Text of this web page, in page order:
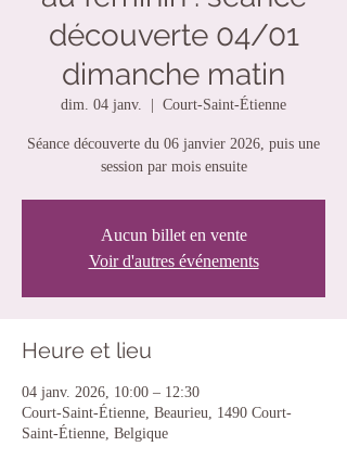
découverte 04/01
dimanche matin
dim. 04 janv. Court-Saint-Étienne
Séance découverte du 06 janvier 2026, puis une
session par mois ensuite
Aucun billet en vente
Voir d'autres événements
Heure et lieu
04 janv. 2026, 10:00 – 12:30
Court-Saint-Étienne, Beaurieu, 1490 Court-
Saint-Étienne, Belgique